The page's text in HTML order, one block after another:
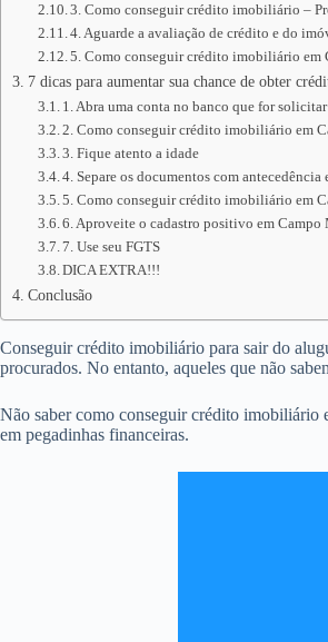
3. Como conseguir crédito imobiliário –
4. Aguarde a avaliação de crédito e do
5. Como conseguir crédito imobiliário em
7 dicas para aumentar sua chance de obter
1. Abra uma conta no banco que for
2. Como conseguir crédito imobiliário em
3. Fique atento a idade
4. Separe os documentos com
5. Como conseguir crédito imobiliário em
6. Aproveite o cadastro positivo em Campo
7. Use seu FGTS
DICA EXTRA!!!
Conclusão
Conseguir crédito imobiliário para sair do
procurados. No entanto, aqueles que não
Não saber como conseguir crédito imobiliário
em pegadinhas financeiras.